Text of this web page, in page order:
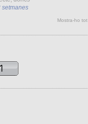
setmanes
Mostra-ho tot